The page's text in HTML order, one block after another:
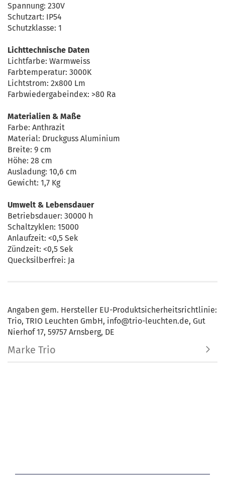
Spannung: 230V
Schutzart: IP54
Schutzklasse: 1
Lichttechnische Daten
Lichtfarbe: Warmweiss
Farbtemperatur: 3000K
Lichtstrom: 2x800 Lm
Farbwiedergabeindex: >80 Ra
Materialien & Maße
Farbe: Anthrazit
Material: Druckguss Aluminium
Breite: 9 cm
Höhe: 28 cm
Ausladung: 10,6 cm
Gewicht: 1,7 Kg
Umwelt & Lebensdauer
Betriebsdauer: 30000 h
Schaltzyklen: 15000
Anlaufzeit: <0,5 Sek
Zündzeit: <0,5 Sek
Quecksilberfrei: Ja
Angaben gem. Hersteller EU-Produktsicherheitsrichtlinie:
Trio, TRIO Leuchten GmbH, info@trio-leuchten.de, Gut
Nierhof 17, 59757 Arnsberg, DE
Marke Trio